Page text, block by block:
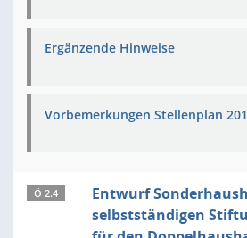
Ergänzende Hinweise
Vorbemerkungen Stellenplan
Ö 2.4
Entwurf
selbstständigen